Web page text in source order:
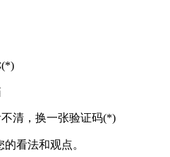
验证码(*)
看法和观点。